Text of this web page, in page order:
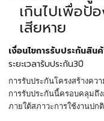
เกินไปเพื่อป้
เสียหาย
เงื่อนไขการรับประกันสิน
ระยะเวลารับประกัน3ปี
การรับประกันโครงสร้างคว
การรับประกันนี้ครอบคลุมถึง
ภายใต้สภาวะการใช้งานปกติ